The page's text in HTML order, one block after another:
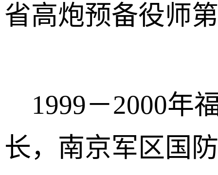
省高炮预备役师
1999－2000年
长，南京军区国